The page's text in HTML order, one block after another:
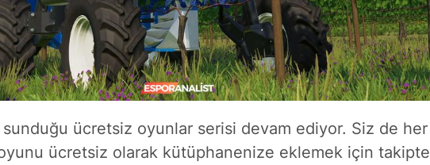
sunduğu ücretsiz oyunlar serisi devam ediyor. Siz de her
ücretsiz olarak kütüphanenize eklemek için takipte